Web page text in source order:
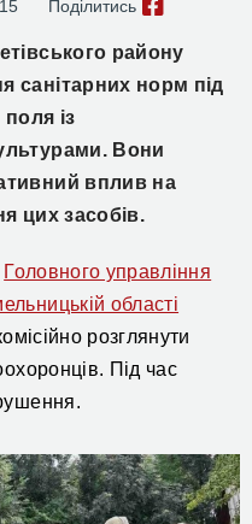
Поділитись
району
санітарних норм під
із
Вони
вплив на
цих засобів.
Головного управління
області
місійно розглянути
Під час